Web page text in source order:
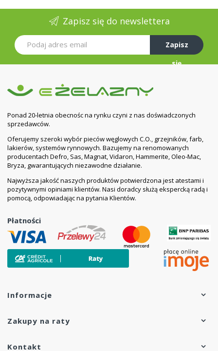
Zapisz się do newslettera
Zapisz
się
Ponad 20-letnia obecnośc na rynku czyni z nas doświadczonych
sprzedawców.
Oferujemy szeroki wybór pieców węglowych C.O., grzejników, farb,
lakierów, systemów rynnowych. Bazujemy na renomowanych
producentach Defro, Sas, Magnat, Vidaron, Hammerite, Oleo-Mac,
Bryza, gwarantujących niezawodne działanie.
Najwyższa jakość naszych produktów potwierdzona jest atestami i
pozytywnymi opiniami klientów. Nasi doradcy służą ekspercką radą i
pomocą, odpowiadając na pytania Klientów.
Płatności
Informacje
Zakupy na raty
Kontakt